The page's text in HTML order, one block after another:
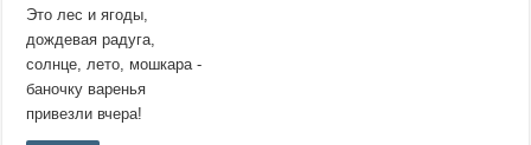
Это лес и ягоды,
дождевая радуга,
солнце, лето, мошкара -
баночку варенья
привезли вчера!